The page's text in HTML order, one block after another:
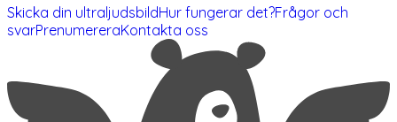
Skicka din ultraljudsbildHur fungerar det?Frågor och
svarPrenumereraKontakta oss